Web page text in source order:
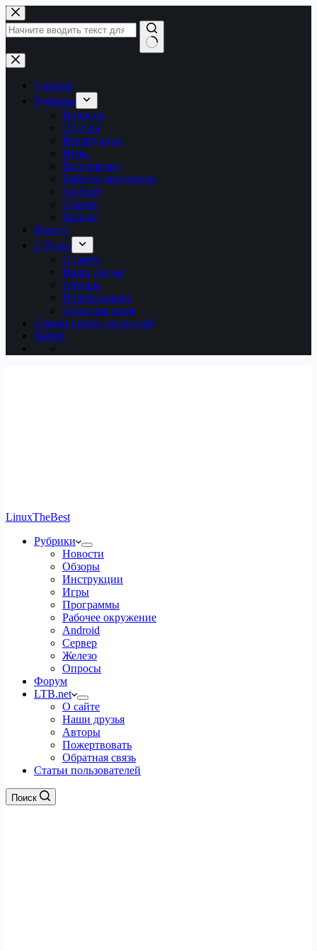
Перейти
к
сути
Ничего
не
найденоГлавная
Рубрики
Новости
Обзоры
Инструкции
Игры
Программы
Рабочее окружение
Android
Сервер
Железо
Форум
LTB.net
О сайте
Наши друзья
Авторы
Пожертвовать
Обратная связь
Статьи наших читателей
Войти
LinuxTheBest
Рубрики
Новости
Обзоры
Инструкции
Игры
Программы
Рабочее окружение
Android
Сервер
Железо
Опросы
Форум
LTB.net
О сайте
Наши друзья
Авторы
Пожертвовать
Обратная связь
Статьи пользователей
Поиск